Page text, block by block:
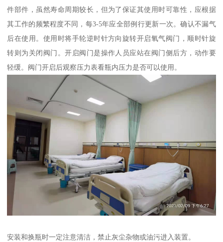
件部件，虽然寿命周期较长，但为了保证其使用时可靠性，应根据
其工作的频繁程度不同，每3-5年应全部例行更新一次。确认不漏气
后在使用。使用时将手轮逆时针方向旋转开启氧气阀门，顺时针旋
转则为关闭阀门。开启阀门是操作人员应站在阀门侧后方，动作要
轻缓。阀门开启后观察压力表看瓶内压力是否可以使用。
安装和换瓶时一定注意清洁，禁止灰尘杂物或油污进入装置。